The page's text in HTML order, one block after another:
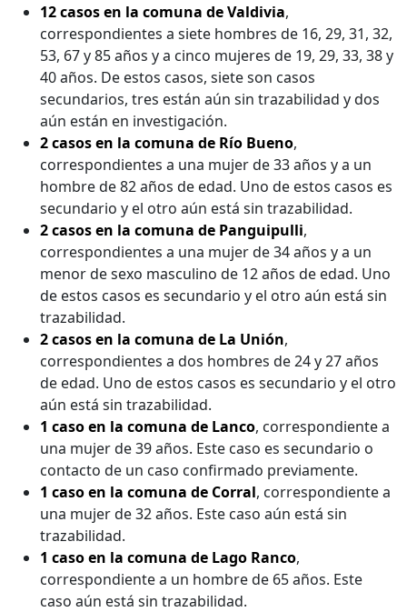
12 casos en la comuna de Valdivia,
correspondientes a siete hombres de 16, 29, 31, 32,
53, 67 y 85 años y a cinco mujeres de 19, 29, 33, 38 y
40 años. De estos casos, siete son casos
secundarios, tres están aún sin trazabilidad y dos
aún están en investigación.
2 casos en la comuna de Río Bueno,
correspondientes a una mujer de 33 años y a un
hombre de 82 años de edad. Uno de estos casos es
secundario y el otro aún está sin trazabilidad.
2 casos en la comuna de Panguipulli,
correspondientes a una mujer de 34 años y a un
menor de sexo masculino de 12 años de edad. Uno
de estos casos es secundario y el otro aún está sin
trazabilidad.
2 casos en la comuna de La Unión,
correspondientes a dos hombres de 24 y 27 años
de edad. Uno de estos casos es secundario y el otro
aún está sin trazabilidad.
1 caso en la comuna de Lanco, correspondiente a
una mujer de 39 años. Este caso es secundario o
contacto de un caso confirmado previamente.
1 caso en la comuna de Corral, correspondiente a
una mujer de 32 años. Este caso aún está sin
trazabilidad.
1 caso en la comuna de Lago Ranco,
correspondiente a un hombre de 65 años. Este
caso aún está sin trazabilidad.